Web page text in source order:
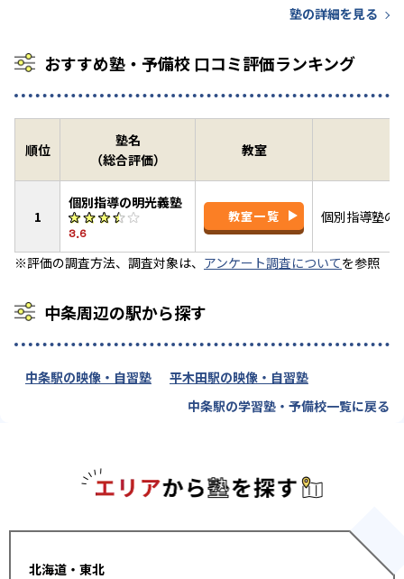
塾の詳細を見る
おすすめ塾・予備校 口コミ評価ランキング
順位
塾名
（総合評価）
教室
1
個別指導の明光義塾
3.6
教室一覧 個別指導塾の
※評価の調査方法、調査対象は、 アンケート調査についてを参照
中条周辺の駅から探す
中条駅の映像・自習塾
平木田駅の映像・自習塾
中条駅の学習塾・予備校一覧に戻る
北海道・東北